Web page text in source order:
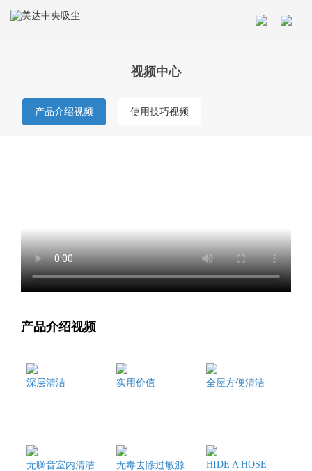
视频中心
产品介绍视频 使用技巧视频
产品介绍视频
深层清洁 实用价值 全屋方便清洁
无噪音室内清洁 无毒去除过敏源 HIDE A HOSE